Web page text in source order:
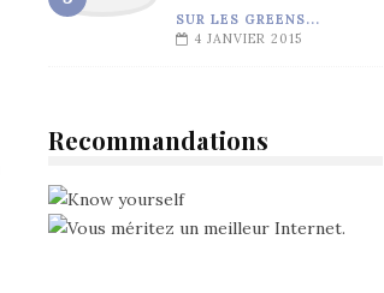
SUR LES GREENS...
4 JANVIER 2015
Recommandations